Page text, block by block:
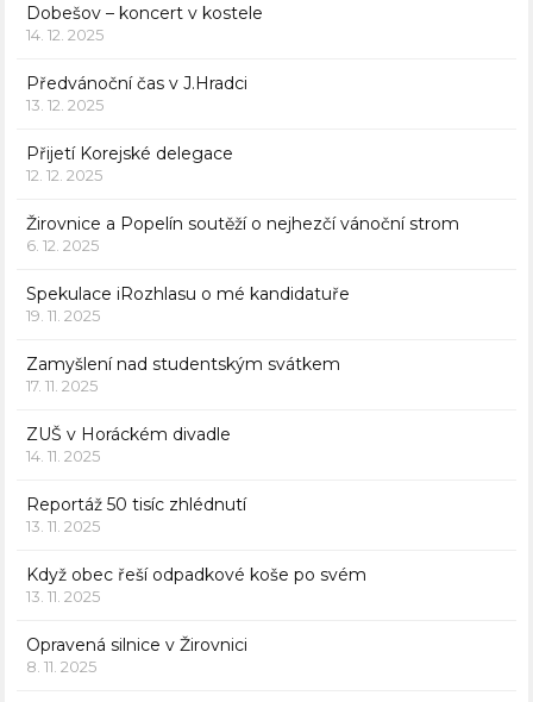
Dobešov – koncert v kostele
14. 12. 2025
Předvánoční čas v J.Hradci
13. 12. 2025
Přijetí Korejské delegace
12. 12. 2025
Žirovnice a Popelín soutěží o nejhezčí vánoční strom
6. 12. 2025
Spekulace iRozhlasu o mé kandidatuře
19. 11. 2025
Zamyšlení nad studentským svátkem
17. 11. 2025
ZUŠ v Horáckém divadle
14. 11. 2025
Reportáž 50 tisíc zhlédnutí
13. 11. 2025
Když obec řeší odpadkové koše po svém
13. 11. 2025
Opravená silnice v Žirovnici
8. 11. 2025